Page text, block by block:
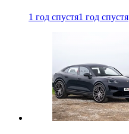
1 год спустя1 год спустя